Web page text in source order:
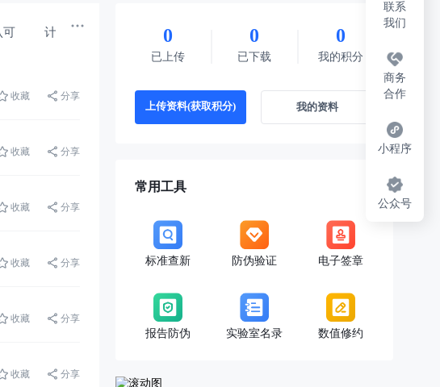
可 计量 法律法规 题库资料 每日限免
收藏 分享
收藏 分享
收藏 分享
收藏 分享
收藏 分享
收藏 分享
0
已上传
0
已下载
0
我的积分
上传资料(获取积分) 我的资料
常用工具
标准查新 防伪验证 电子签章
报告防伪 实验室名录 数值修约
联系
我们
商务
合作
小程序
公众号